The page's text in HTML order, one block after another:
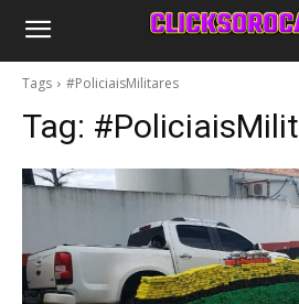
Tags #PoliciaisMilitares
Tag: